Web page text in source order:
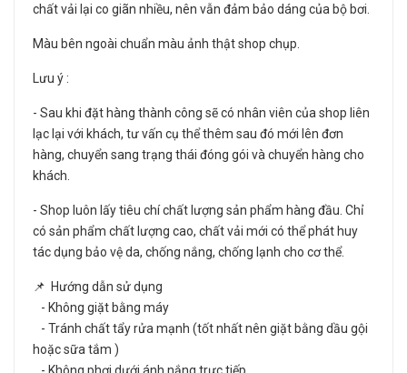
chất vải lại co giãn nhiều, nên vẫn đảm bảo dáng của bộ bơi.
Màu bên ngoài chuẩn màu ảnh thật shop chụp.
Lưu ý :
- Sau khi đặt hàng thành công sẽ có nhân viên của shop liên
lạc lại với khách, tư vấn cụ thể thêm sau đó mới lên đơn
hàng, chuyển sang trạng thái đóng gói và chuyển hàng cho
khách.
- Shop luôn lấy tiêu chí chất lượng sản phẩm hàng đầu. Chỉ
có sản phẩm chất lượng cao, chất vải mới có thể phát huy
tác dụng bảo vệ da, chống nắng, chống lạnh cho cơ thể.
📌 Hướng dẫn sử dụng
- Không giặt bằng máy
- Tránh chất tẩy rửa mạnh (tốt nhất nên giặt bằng dầu gội
hoặc sữa tắm )
- Không phơi dưới ánh nắng trực tiếp